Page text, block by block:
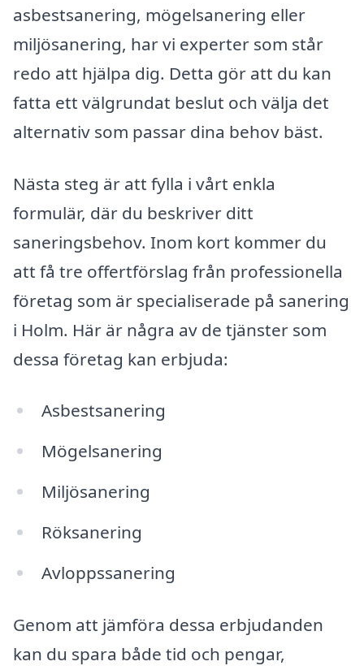
asbestsanering, mögelsanering eller
miljösanering, har vi experter som står
redo att hjälpa dig. Detta gör att du kan
fatta ett välgrundat beslut och välja det
alternativ som passar dina behov bäst.
Nästa steg är att fylla i vårt enkla
formulär, där du beskriver ditt
saneringsbehov. Inom kort kommer du
att få tre offertförslag från professionella
företag som är specialiserade på sanering
i Holm. Här är några av de tjänster som
dessa företag kan erbjuda:
Asbestsanering
Mögelsanering
Miljösanering
Röksanering
Avloppssanering
Genom att jämföra dessa erbjudanden
kan du spara både tid och pengar,